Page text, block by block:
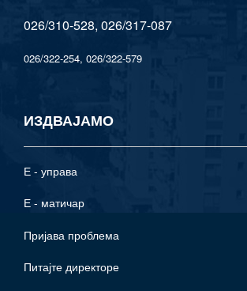
026/310-528, 026/317-087
026/322-254, 026/322-579
ИЗДВАЈАМО
Е - управа
Е - матичар
Пријава проблема
Питајте директоре